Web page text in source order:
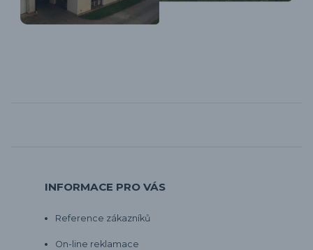
INFORMACE PRO VÁS
Reference zákazníků
On-line reklamace